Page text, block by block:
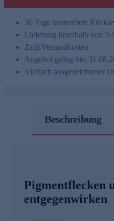
30 Tage kostenfreie
Lieferung innerhalb von 3-
Zzgl.Versandkosten
Angebot gültig bis:
Vielfach ausgezeichneter
Beschreibung
Pigmentflecken
entgegenwirken